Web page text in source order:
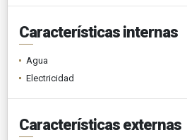
Características internas
Agua
Electricidad
Características externas